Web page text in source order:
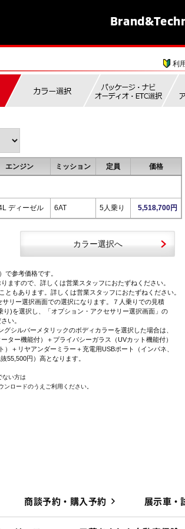
Brand&
利
エンジン ミッション 定員 価格
ディーゼル 6AT 5人乗り 5,518,700円
カラー選択へ
で参考価格です。
ますので、詳しくは営業スタッフにおたずねください。
もあります。詳しくは営業スタッフにおたずねください。
リー選択画面での選択になります。７人乗りでの見積
)を選択し、「オプション・アクセサリー選択画面」の
い。
シルバーメタリックのボディカラーを選択した場合は、
ター機能付）＋プライバシーガラス（UVカット機能付）
＋リヤアンダーミラー＋充電用USBポート（インパネ、
55,500円）高となります。
ない方は
ロードのうえご利用ください。
商談予約・購入予約 展示車・